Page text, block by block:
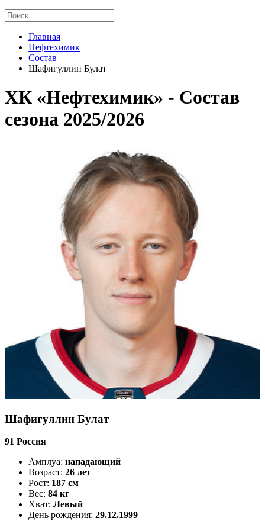
Главная
Нефтехимик
Состав
Шафигуллин Булат
ХК «Нефтехимик» - Cостав
сезона 2025/2026
Шафигуллин Булат
91 Россия
Амплуа: нападающий
Возраст: 26 лет
Рост: 187 см
Вес: 84 кг
Хват: Левый
День рождения: 29.12.1999